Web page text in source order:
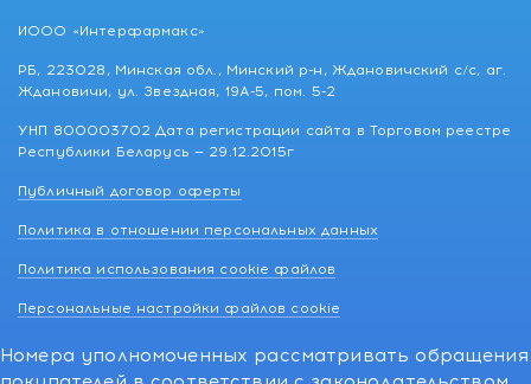
ИООО «Интерфармакс»
РБ, 223028, Минская обл., Минский р-н, Ждановичский с/с, аг.
Ждановичи, ул. Звездная, 19А-5, пом. 5-2
УНП 800003702 Дата регистрации сайта в Торговом реестре
Республики Беларусь — 29.12.2015г
Публичный договор оферты
Политика в отношении персональных данных
Политика использования cookie файлов
Персональные настройки файлов cookie
Номера уполномоченных рассматривать обращения